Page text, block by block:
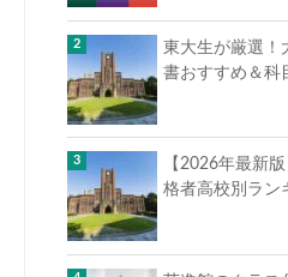
東大生が厳選！
書おすすめ＆科
【2026年最新
格者高校別ラン